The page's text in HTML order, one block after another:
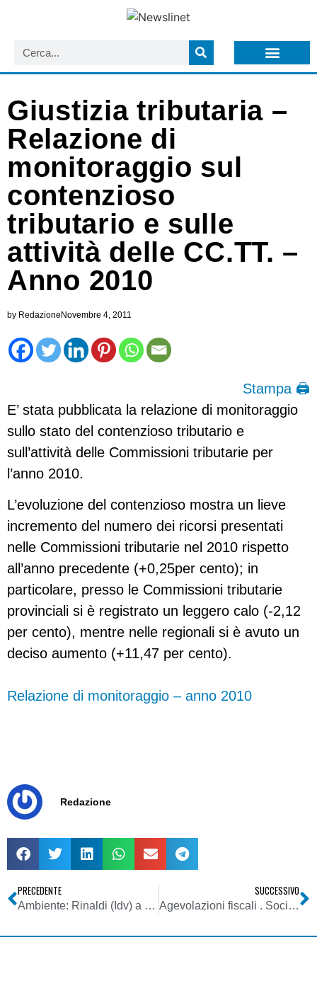
Giustizia tributaria –
Relazione di
monitoraggio sul
contenzioso
tributario e sulle
attività delle CC.TT. –
Anno 2010
by RedazioneNovembre 4, 2011
Stampa 🖨
E’ stata pubblicata la relazione di monitoraggio
sullo stato del contenzioso tributario e
sull’attività delle Commissioni tributarie per
l’anno 2010.
L’evoluzione del contenzioso mostra un lieve
incremento del numero dei ricorsi presentati
nelle Commissioni tributarie nel 2010 rispetto
all’anno precedente (+0,25per cento); in
particolare, presso le Commissioni tributarie
provinciali si è registrato un leggero calo (-2,12
per cento), mentre nelle regionali si è avuto un
deciso aumento (+11,47 per cento).
Relazione di monitoraggio – anno 2010
Redazione
PRECEDENTE
Ambiente: Rinaldi (Idv) a Ue, Italia rischia su elettrosmog. Interessi economici altissimi, ma prevalga tutela salute
SUCCESSIVO
Agevolazioni fiscali . Società cooperative a mutualità prevalente